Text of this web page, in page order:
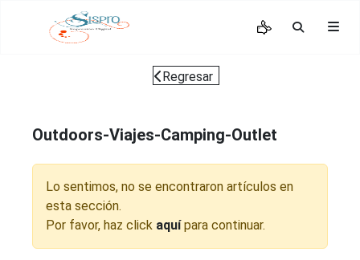
Regresar
Outdoors-Viajes-Camping-Outlet
Lo sentimos, no se encontraron artículos en
esta sección.
Por favor, haz click aquípara continuar.